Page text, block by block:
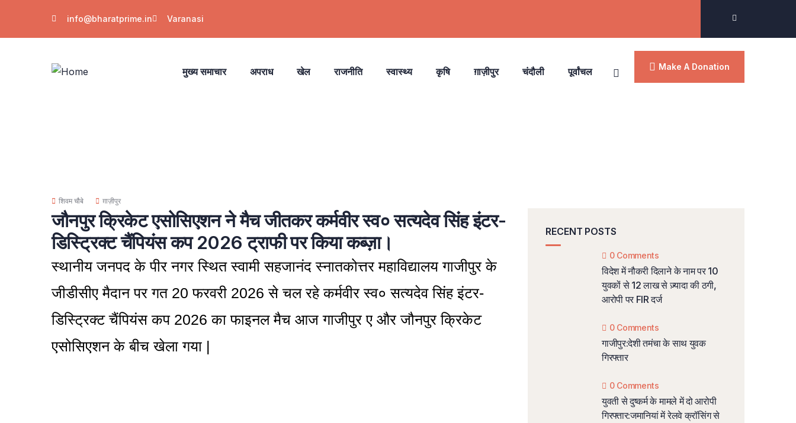
info@bharatprime.in Varanasi
मुख्य समाचार अपराध खेल राजनीति स्वास्थ्य कृषि ग़ाज़ीपुर चंदौली पूर्वांचल Make A Donation
शिवम चौबे ग़ाज़ीपुर
जौनपुर क्रिकेट एसोसिएशन ने मैच जीतकर कर्मवीर स्व० सत्यदेव सिंह इंटर-
डिस्ट्रिक्ट चैंपियंस कप 2026 ट्राफी पर किया कब्ज़ा।
स्थानीय जनपद के पीर नगर स्थित स्वामी सहजानंद स्नातकोत्तर महाविद्यालय गाजीपुर के
जीडीसीए मैदान पर गत 20 फरवरी 2026 से चल रहे कर्मवीर स्व० सत्यदेव सिंह इंटर-
डिस्ट्रिक्ट चैंपियंस कप 2026 का फाइनल मैच आज गाजीपुर ए और जौनपुर क्रिकेट
एसोसिएशन के बीच खेला गया |
RECENT POSTS
0 Comments
विदेश में नौकरी दिलाने के नाम पर 10
युवकों से 12 लाख से ज़्यादा की ठगी,
आरोपी पर FIR दर्ज
0 Comments
गाजीपुर:देशी तमंचा के साथ युवक
गिरफ्तार
0 Comments
युवती से दुष्कर्म के मामले में दो आरोपी
गिरफ्तार:जमानियां में रेलवे क्रॉसिंग से